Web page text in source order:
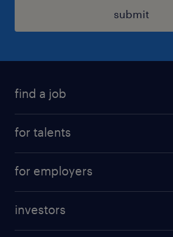
submit
find a job
for talents
professional career
for employers
investors